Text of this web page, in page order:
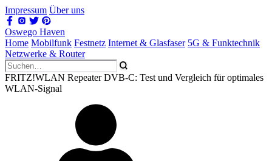
Impressum Über uns
Oswego Haven
Home Mobilfunk Festnetz Internet & Glasfaser 5G & Funktechnik
Netzwerke & Router
FRITZ!WLAN Repeater DVB-C: Test und Vergleich für optimales
WLAN-Signal